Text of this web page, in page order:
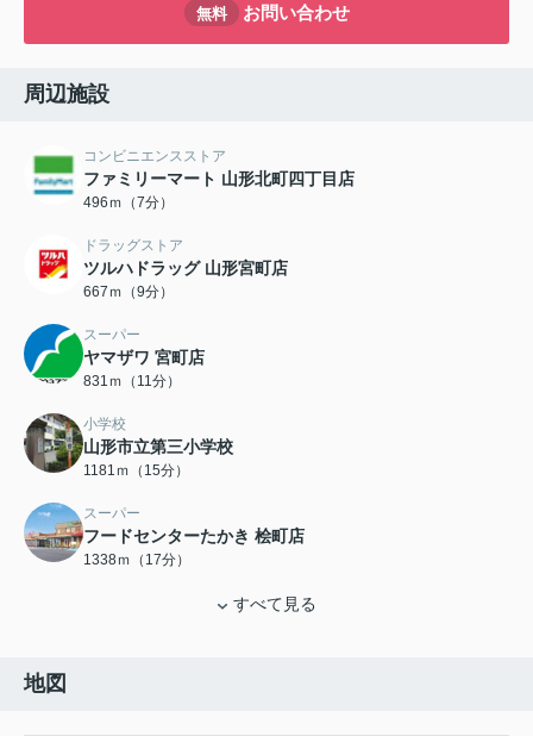
無料 お問い合わせ
周辺施設
コンビニエンスストア
ファミリーマート 山形北町四丁目店
496ｍ（7分）
ドラッグストア
ツルハドラッグ 山形宮町店
667ｍ（9分）
スーパー
ヤマザワ 宮町店
831ｍ（11分）
小学校
山形市立第三小学校
1181ｍ（15分）
スーパー
フードセンターたかき 桧町店
1338ｍ（17分）
すべて見る
地図